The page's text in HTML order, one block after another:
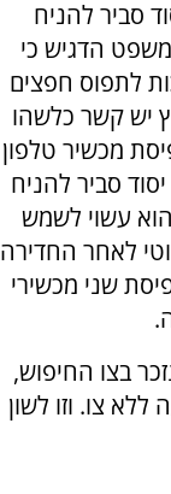
סביר להניח
הדגיש כי
לתפוס חפצים
יש קשר כלשהו
מכשיר טלפון
סביר להניח
עשוי לשמש
לאחר החדירה
שני מכשירי
לפסד"פ, שנזכר בצו החיפוש,
צו. וזו לשון